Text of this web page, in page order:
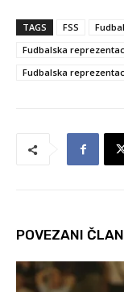
TAGS FSS
Fudbalska
Fudbalska
POVEZANI